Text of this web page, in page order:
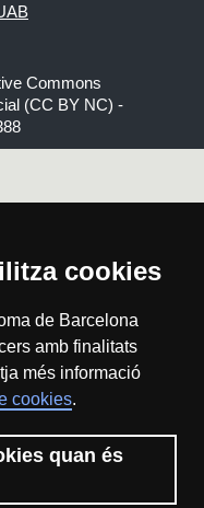
cookies
de Barcelona
amb finalitats
més informació
cookies.
quan és
Commons
(CC BY NC) -